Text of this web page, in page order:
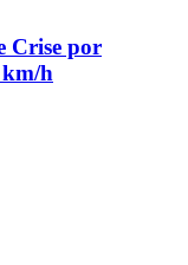
Crise por
km/h